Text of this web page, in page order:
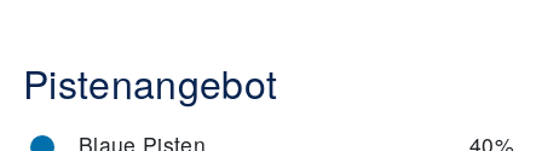
Pistenangebot
Blaue Pisten 40%